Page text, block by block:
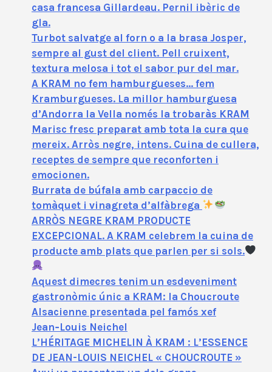
casa francesa Gillardeau. Pernil ibèric de
gla.
Turbot salvatge al forn o a la brasa Josper,
sempre al gust del client. Pell cruixent,
textura melosa i tot el sabor pur del mar.
A KRAM no fem hamburgueses… fem
Kramburgueses. La millor hamburguesa
d’Andorra la Vella només la trobaràs KRAM
Marisc fresc preparat amb tota la cura que
mereix. Arròs negre, intens. Cuina de cullera,
receptes de sempre que reconforten i
emocionen.
Burrata de búfala amb carpaccio de
tomàquet i vinagreta d’alfàbrega
ARRÒS NEGRE KRAM PRODUCTE
EXCEPCIONAL. A KRAM celebrem la cuina de
producte amb plats que parlen per si sols.
Aquest dimecres tenim un esdeveniment
gastronòmic únic a KRAM: la Choucroute
Alsacienne presentada pel famós xef
Jean‑Louis Neichel
L’HÉRITAGE MICHELIN À KRAM : L’ESSENCE
DE JEAN-LOUIS NEICHEL « CHOUCROUTE »